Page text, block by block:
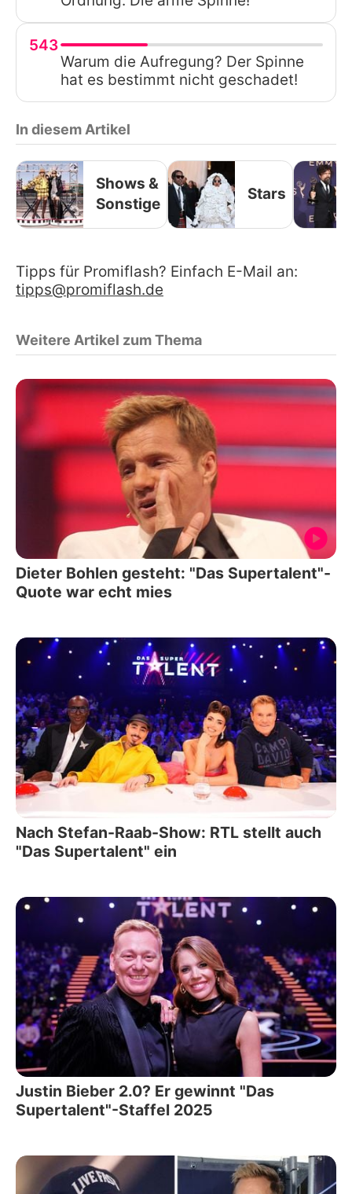
543
Warum die Aufregung? Der Spinne
hat es bestimmt nicht geschadet!
In diesem Artikel
Shows &
Sonstige
Stars
Tipps für Promiflash? Einfach E-Mail an:
tipps@promiflash.de
Weitere Artikel zum Thema
Dieter Bohlen gesteht: "Das Supertalent"-
Quote war echt mies
Nach Stefan-Raab-Show: RTL stellt auch
"Das Supertalent" ein
Justin Bieber 2.0? Er gewinnt "Das
Supertalent"-Staffel 2025